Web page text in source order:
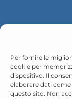
Per fornire le
cookie per
dispositivo. Il
elaborare dati
questo sito. Non